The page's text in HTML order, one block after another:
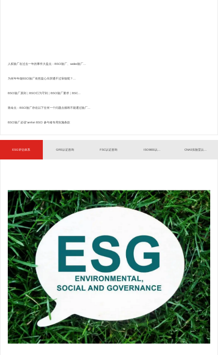
人权验厂在过去一年的事件大盘点：BSCI验厂、sedex验厂...
为何年年做BSCI验厂依然提心吊胆通不过审核呢？...
BSCI验厂原则｜BSCI行为守则｜BSCI验厂要求｜BSC...
致命点：BSCI验厂存在以下任何一个问题点都将不能通过验厂...
BSCI验厂必读”amfori BSCI 参与者专用实施条款
ESG评估体系 GRS认证咨询 FSC认证咨询 ISO9001认... CNAS实验室认...